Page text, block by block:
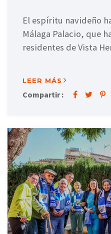
El espíritu navideño
Málaga Palacio, que
residentes de Vista
LEER MÁS
Compartir :